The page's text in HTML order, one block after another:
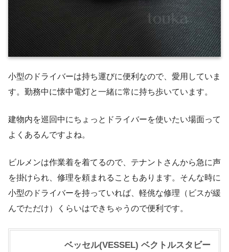
小型のドライバーは持ち運びに便利なので、愛用していま
す。勤務中に懐中電灯と一緒に常に持ち歩いています。
建物内を巡回中にちょっとドライバーを使いたい場面って
よくあるんですよね。
ビルメンは作業着を着てるので、テナントさんから急に声
を掛けられ、修理を頼まれることもあります。そんな時に
小型のドライバーを持っていれば、軽佻な修理（ビスが緩
んでただけ）くらいはできちゃうので便利です。
ベッセル(VESSEL) ベクトルスタビー